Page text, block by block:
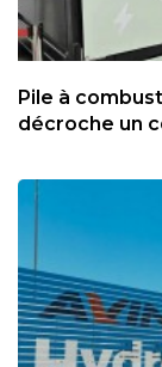
Pile à
décroche un